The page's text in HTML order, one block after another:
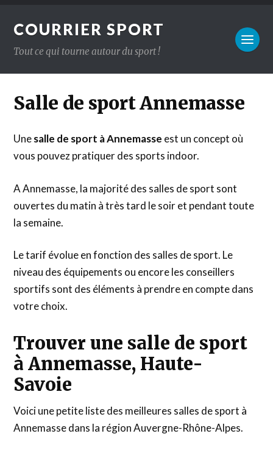
COURRIER SPORT
Tout ce qui tourne autour du sport !
Salle de sport Annemasse
Unesalle de sport à Annemasse est un concept où
vous pouvez pratiquer des sports indoor.
A Annemasse, la majorité des salles de sport sont
ouvertes du matin à très tard le soir et pendant toute
la semaine.
Le tarif évolue en fonction des salles de sport. Le
niveau des équipements ou encore les conseillers
sportifs sont des éléments à prendre en compte dans
votre choix.
Trouver une salle de sport
à Annemasse, Haute-
Savoie
Voici une petite liste des meilleures salles de sport à
Annemasse dans la région Auvergne-Rhône-Alpes.